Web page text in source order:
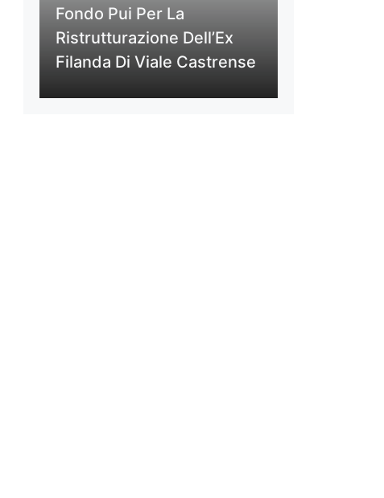
Fondo Pui Per La
Ristrutturazione Dell’Ex
Filanda Di Viale Castrense